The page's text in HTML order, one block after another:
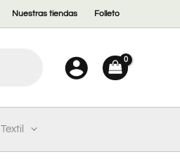
Nuestras tiendas Folleto
Textil